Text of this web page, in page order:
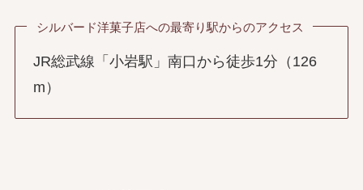
シルバード洋菓子店への最寄り駅からのアクセス
JR総武線「小岩駅」南口から徒歩1分（126
m）